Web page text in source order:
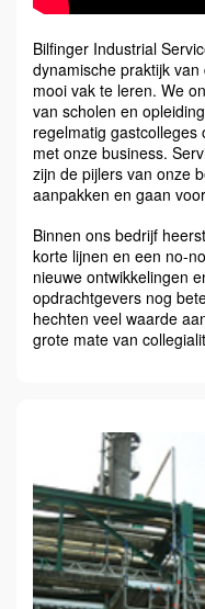
Bilfinger Industrial
dynamische praktijk
mooi vak te leren. We
van scholen en
regelmatig
met onze business.
zijn de pijlers van onze
aanpakken en gaan
Binnen ons bedrijf
korte lijnen en een no-
nieuwe ontwikkelingen
opdrachtgevers nog
hechten veel waarde
grote mate van